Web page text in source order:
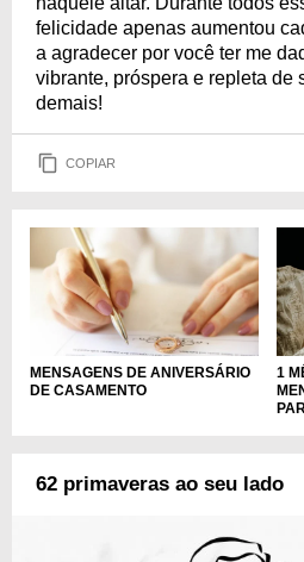
felicidade apenas aumentou
a agradecer por você ter me
vibrante, próspera e repleta de
demais!
COPIAR
MENSAGENS DE ANIVERSÁRIO
DE CASAMENTO
1
62 primaveras ao seu lado